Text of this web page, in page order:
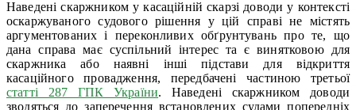
Наведені скаржником у касаційній скарзі доводи у контексті
оскаржуваного судового рішення у цій справі не містять
аргументованих і переконливих обґрунтувань про те, що
дана справа має суспільний інтерес та є винятковою для
скаржника або наявні інші підстави для відкриття
касаційного провадження, передбачені частиною третьої
статті 287 ГПК України. Наведені скаржником доводи
зводяться до заперечення встановлених судами попередніх